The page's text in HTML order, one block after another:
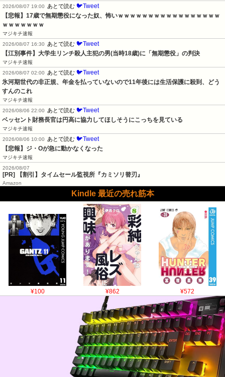
2026/08/07 19:00
あとで読む 🐦Tweet
【悲報】17歳で無期懲役になった奴、怖いｗｗｗｗｗｗｗｗｗｗｗｗｗｗｗｗｗ
ｗｗｗｗｗｗｗ
マジキチ速報
2026/08/07 16:30
あとで読む 🐦Tweet
【江別事件】大学生リンチ殺人主犯の男(当時18歳)に「無期懲役」の判決
マジキチ速報
2026/08/07 02:00
あとで読む 🐦Tweet
氷河期世代の非正規、年金を払っていないので11年後には生活保護に殺到、どう
すんのこれ
マジキチ速報
2026/08/06 22:00
あとで読む 🐦Tweet
ベッセント財務長官は円高に協力してほしそうにこっちを見ている
マジキチ速報
2026/08/06 10:00
あとで読む 🐦Tweet
【悲報】ジ・Oが急に動かなくなった
マジキチ速報
2026/08/07
[PR] 【割引】タイムセール監視所『カミソリ替刃』
Amazon
Kindle 最近の売れ筋本
¥100 ¥862 ¥572